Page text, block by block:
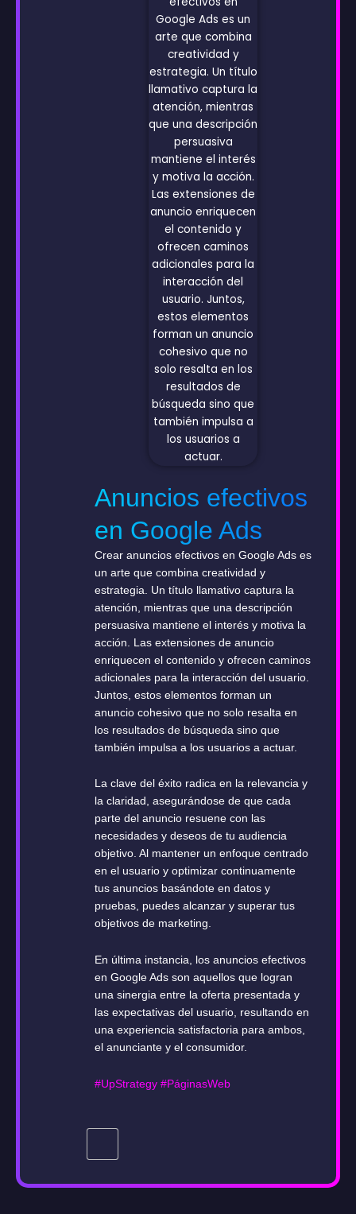
Anuncios efectivos
en Google Ads
Crear anuncios efectivos en Google Ads es
un arte que combina creatividad y
estrategia. Un título llamativo captura la
atención, mientras que una descripción
persuasiva mantiene el interés y motiva la
acción. Las extensiones de anuncio
enriquecen el contenido y ofrecen caminos
adicionales para la interacción del usuario.
Juntos, estos elementos forman un
anuncio cohesivo que no solo resalta en
los resultados de búsqueda sino que
también impulsa a los usuarios a actuar.
La clave del éxito radica en la relevancia y
la claridad, asegurándose de que cada
parte del anuncio resuene con las
necesidades y deseos de tu audiencia
objetivo. Al mantener un enfoque centrado
en el usuario y optimizar continuamente
tus anuncios basándote en datos y
pruebas, puedes alcanzar y superar tus
objetivos de marketing.
En última instancia, los anuncios efectivos
en Google Ads son aquellos que logran
una sinergia entre la oferta presentada y
las expectativas del usuario, resultando en
una experiencia satisfactoria para ambos,
el anunciante y el consumidor.
#UpStrategy #PáginasWeb